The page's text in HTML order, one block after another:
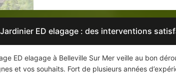
Jardinier ED elagage : des interventions
ED elagage à Belleville Sur Mer veille au bon
et vos souhaits. Fort de plusieurs années